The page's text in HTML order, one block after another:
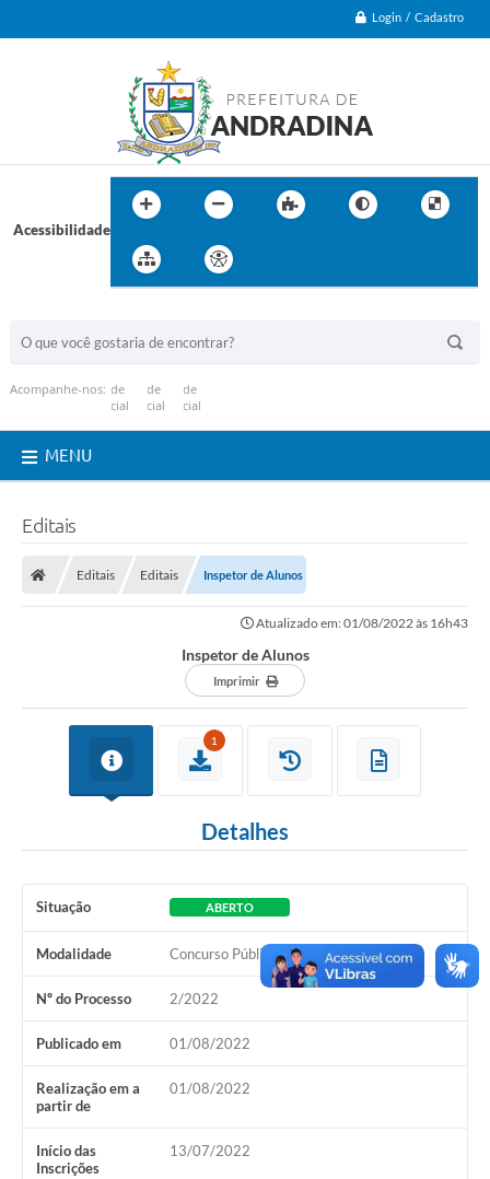
Login / Cadastro
Acessibilidade
Acompanhe-nos:
MENU
Editais
Editais Editais Inspetor de Alunos
Atualizado em: 01/08/2022 às 16h43
Inspetor de Alunos
Imprimir
1
Detalhes
Situação ABERTO
Modalidade Concurso Público
Nº do Processo 2/2022
Publicado em 01/08/2022
Realização em a
partir de
01/08/2022
Início das
Inscrições
13/07/2022